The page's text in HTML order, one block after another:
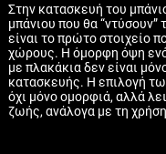
Στην κατασκευή του
μπάνιου που θα
είναι το πρώτο στοιχείο
χώρους. Η όμορφη όψη
με πλακάκια δεν είναι
κατασκευής. Η επιλογή
όχι μόνο ομορφιά, αλλά
ζωής, ανάλογα με τη